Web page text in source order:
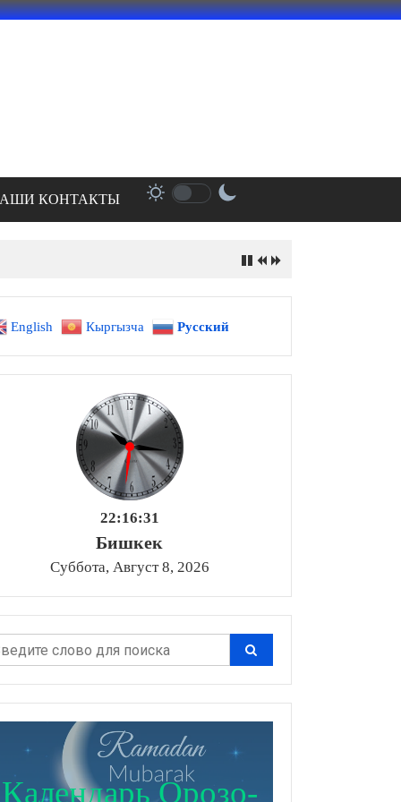
КОНТАКТЫ
English Кыргызча Русский
22:16:32
Бишкек
Суббота, Август 8, 2026
Календарь Орозо-